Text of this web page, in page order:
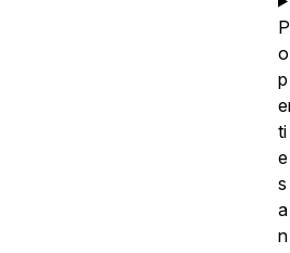
o
p
ti
e
s
a
n